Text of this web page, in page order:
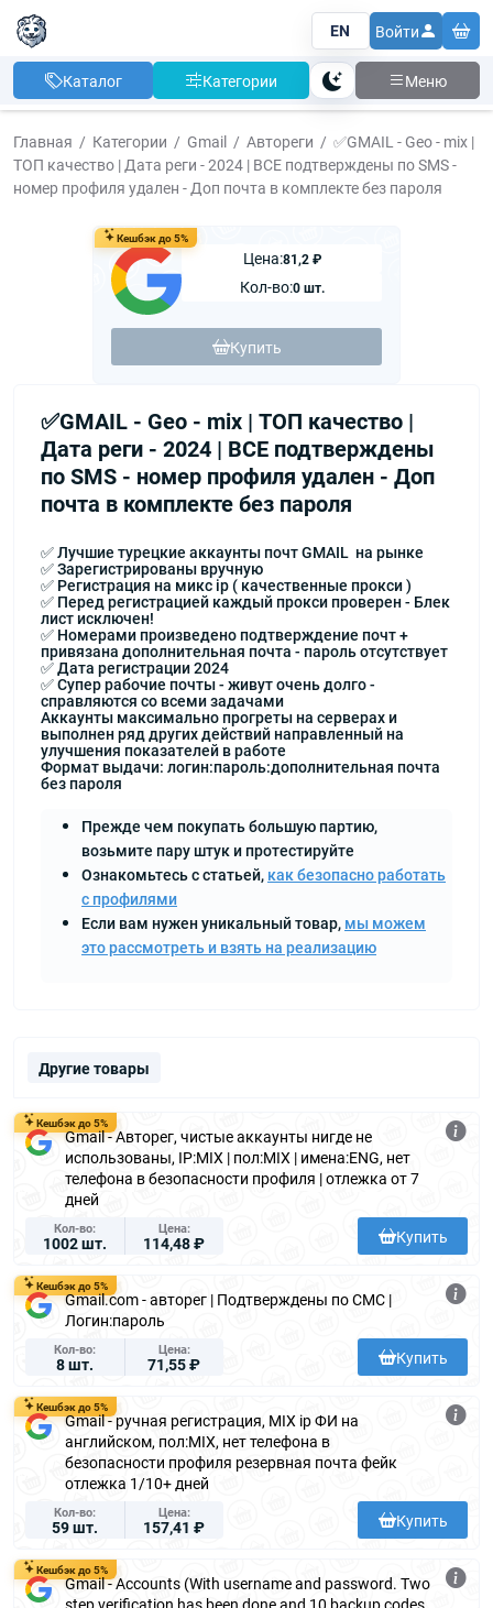
EN Войти
Каталог Категории Тема Меню
Главная Категории Gmail Автореги
✅GMAIL - Geo - mix |
ТОП качество | Дата реги - 2024 | ВСЕ подтверждены по SMS -
номер профиля удален - Доп почта в комплекте без пароля
Кешбэк до 5%
Цена:81,2 ₽
Кол-во:0 шт.
Купить
✅GMAIL - Geo - mix | ТОП качество |
Дата реги - 2024 | ВСЕ подтверждены
по SMS - номер профиля удален - Доп
почта в комплекте без пароля
✅ Лучшие турецкие аккаунты почт GMAIL на рынке
✅ Зарегистрированы вручную
✅ Регистрация на микс ip ( качественные прокси )
✅ Перед регистрацией каждый прокси проверен - Блек
лист исключен!
✅ Номерами произведено подтверждение почт +
привязана дополнительная почта - пароль отсутствует
✅ Дата регистрации 2024
✅ Супер рабочие почты - живут очень долго -
справляются со всеми задачами
Аккаунты максимально прогреты на серверах и
выполнен ряд других действий направленный на
улучшения показателей в работе
Формат выдачи: логин:пароль:дополнительная почта
без пароля
Прежде чем покупать большую партию,
возьмите пару штук и протестируйте
Ознакомьтесь с статьей, как безопасно работать
с профилями
Если вам нужен уникальный товар, мы можем
это рассмотреть и взять на реализацию
Другие товары
Кешбэк до 5%
Gmail - Авторег, чистые аккаунты нигде не
использованы, IP:MIX | пол:MIX | имена:ENG, нет
телефона в безопасности профиля | отлежка от 7
дней
Кол-во
1002 шт.
Цена
114,48 ₽ Купить
Кешбэк до 5%
Gmail.com - авторег | Подтверждены по СМС |
Логин:пароль
Кол-во
8 шт.
Цена
71,55 ₽ Купить
Кешбэк до 5%
Gmail - ручная регистрация, MIX ip ФИ на
английском, пол:MIX, нет телефона в
безопасности профиля резервная почта фейк
отлежка 1/10+ дней
Кол-во
59 шт.
Цена
157,41 ₽ Купить
Кешбэк до 5%
Gmail - Accounts (With username and password. Two